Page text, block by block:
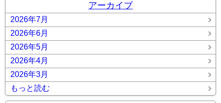
アーカイブ
2026年7月
2026年6月
2026年5月
2026年4月
2026年3月
もっと読む